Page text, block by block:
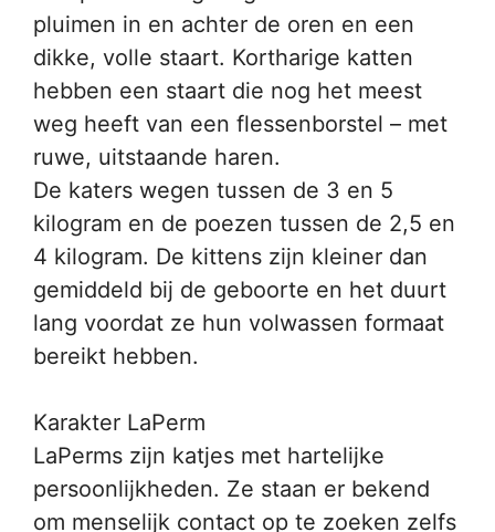
pluimen in en achter de oren en een
dikke, volle staart. Kortharige katten
hebben een staart die nog het meest
weg heeft van een flessenborstel – met
ruwe, uitstaande haren.
De katers wegen tussen de 3 en 5
kilogram en de poezen tussen de 2,5 en
4 kilogram. De kittens zijn kleiner dan
gemiddeld bij de geboorte en het duurt
lang voordat ze hun volwassen formaat
bereikt hebben.
Karakter LaPerm
LaPerms zijn katjes met hartelijke
persoonlijkheden. Ze staan er bekend
om menselijk contact op te zoeken zelfs